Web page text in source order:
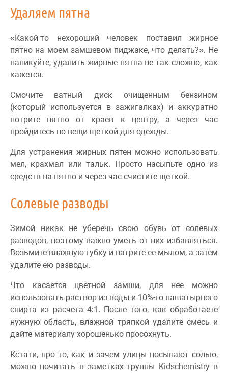
Удаляем пятна
«Какой-то нехороший человек поставил жирное
пятно на моем замшевом пиджаке, что делать?». Не
паникуйте, удалить жирные пятна не так сложно, как
кажется.
Смочите ватный диск очищенным бензином
(который используется в зажигалках) и аккуратно
потрите пятно от краев к центру, а через час
пройдитесь по вещи щеткой для одежды.
Для устранения жирных пятен можно использовать
мел, крахмал или тальк. Просто насыпьте одно из
средств на пятно и через час счистите щеткой.
Солевые разводы
Зимой никак не уберечь свою обувь от солевых
разводов, поэтому важно уметь от них избавляться.
Возьмите влажную губку и натрите ее мылом, а затем
удалите ею разводы.
Что касается цветной замши, для нее можно
использовать раствор из воды и 10%-го нашатырного
спирта из расчета 4:1. После того, как обработаете
нужную область, влажной тряпкой удалите смесь и
дайте материалу хорошенько просохнуть.
Кстати, про то, как и зачем улицы посыпают солью,
можно почитать в заметках группы Kidschemistry в